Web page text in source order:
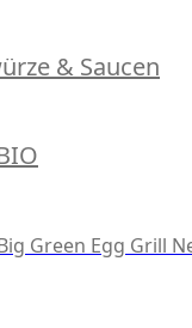
& Saucen
Green Egg Grill